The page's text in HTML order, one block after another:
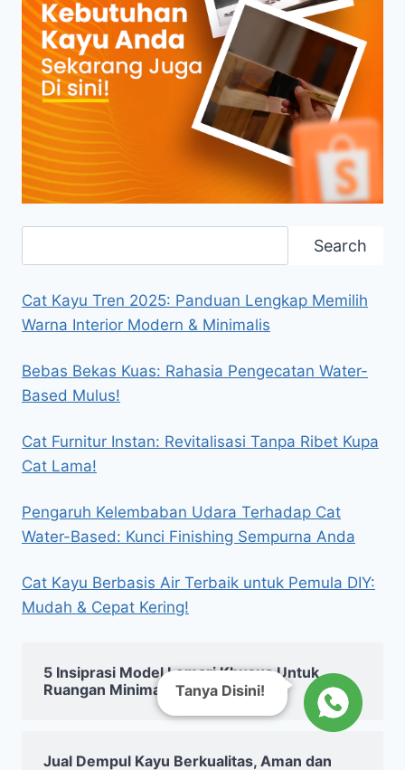
Search
Cat Kayu Tren 2025: Panduan Lengkap Memilih
Warna Interior Modern & Minimalis
Bebas Bekas Kuas: Rahasia Pengecatan Water-
Based Mulus!
Cat Furnitur Instan: Revitalisasi Tanpa Ribet Kupa
Cat Lama!
Pengaruh Kelembaban Udara Terhadap Cat
Water-Based: Kunci Finishing Sempurna Anda
Cat Kayu Berbasis Air Terbaik untuk Pemula DIY:
Mudah & Cepat Kering!
5 Insiprasi Model Lemari Khusus Untuk
Ruangan Minimalis Modern
Jual Dempul Kayu Berkualitas, Aman dan
Tanya Disini!